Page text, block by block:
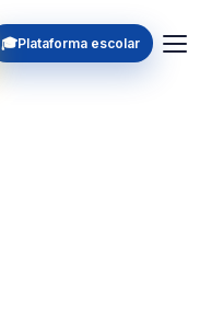
🎓Plataforma escolar